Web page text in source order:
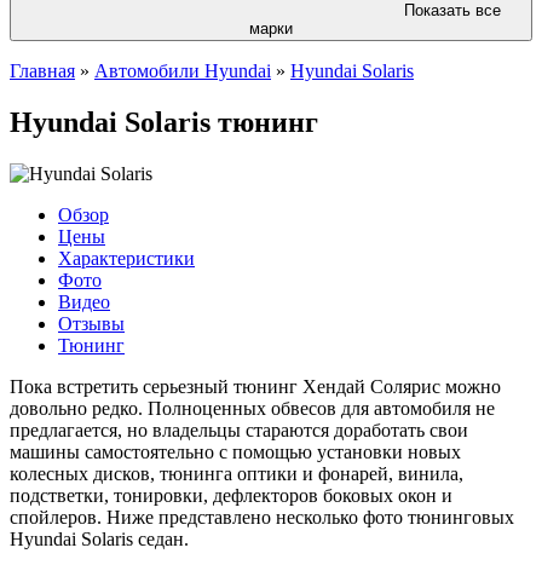
Показать все
марки
Главная » Автомобили Hyundai » Hyundai Solaris
Hyundai Solaris тюнинг
Обзор
Цены
Характеристики
Фото
Видео
Отзывы
Тюнинг
Пока встретить серьезный тюнинг Хендай Солярис можно
довольно редко. Полноценных обвесов для автомобиля не
предлагается, но владельцы стараются доработать свои
машины самостоятельно с помощью установки новых
колесных дисков, тюнинга оптики и фонарей, винила,
подстветки, тонировки, дефлекторов боковых окон и
спойлеров. Ниже представлено несколько фото тюнинговых
Hyundai Solaris седан.